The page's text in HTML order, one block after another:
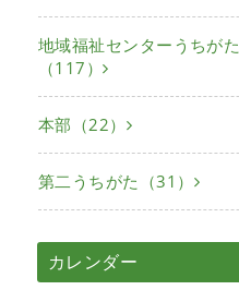
地域福祉センターうちがた
（117）
本部（22）
第二うちがた（31）
カレンダー